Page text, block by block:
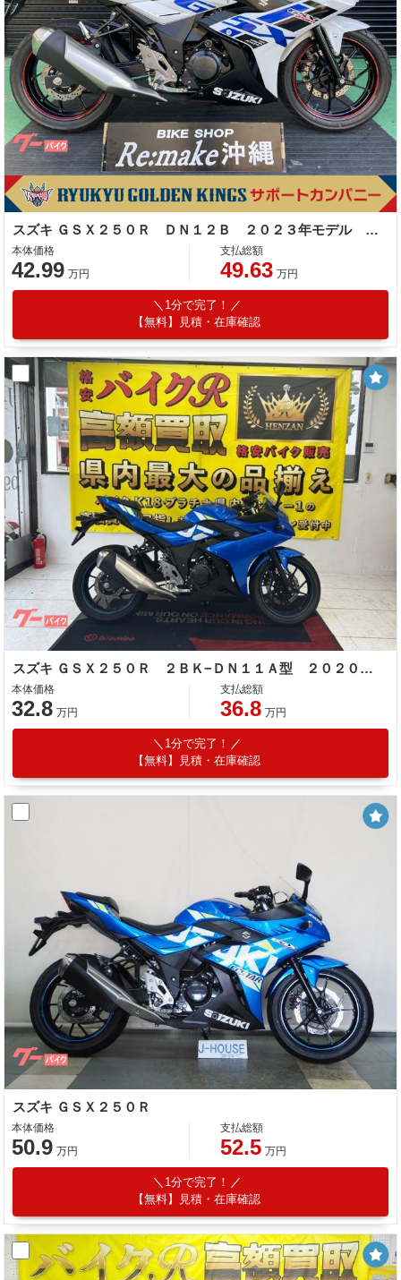
スズキ ＧＳＸ２５０Ｒ ＤＮ１２Ｂ ２０２３年モデル エンジンスライダー ＬＥＤフロント ウィンカーＬＥＤ パールグレッシャーホワイト
本体価格
42.99 万円
支払総額
49.63 万円
1分で完了！
【無料】見積・在庫確認
スズキ ＧＳＸ２５０Ｒ ２ＢＫ−ＤＮ１１Ａ型 ２０２０年モデル
本体価格
32.8 万円
支払総額
36.8 万円
1分で完了！
【無料】見積・在庫確認
スズキ ＧＳＸ２５０Ｒ
本体価格
50.9 万円
支払総額
52.5 万円
1分で完了！
【無料】見積・在庫確認